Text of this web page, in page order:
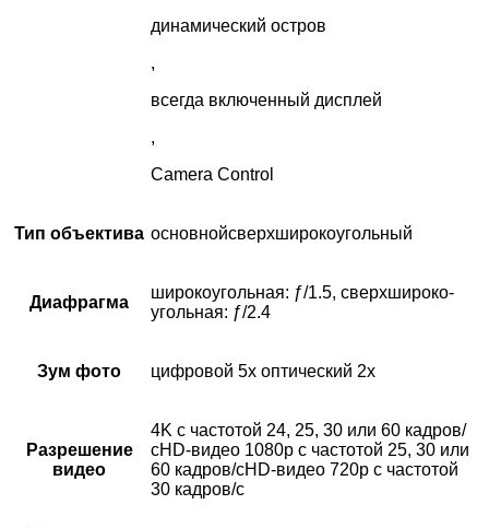
динамический остров
,
всегда включенный дисплей
,
Camera Control
Тип объектива основнойсверхширокоугольный
Диафрагма
широкоугольная: ƒ/1.5, сверхшироко­
угольная: ƒ/2.4
Зум фото цифровой 5x оптический 2x
Разрешение
видео
4K с частотой 24, 25, 30 или 60 кадров/
сHD-видео 1080p с частотой 25, 30 или
60 кадров/сHD-видео 720p с частотой
30 кадров/с